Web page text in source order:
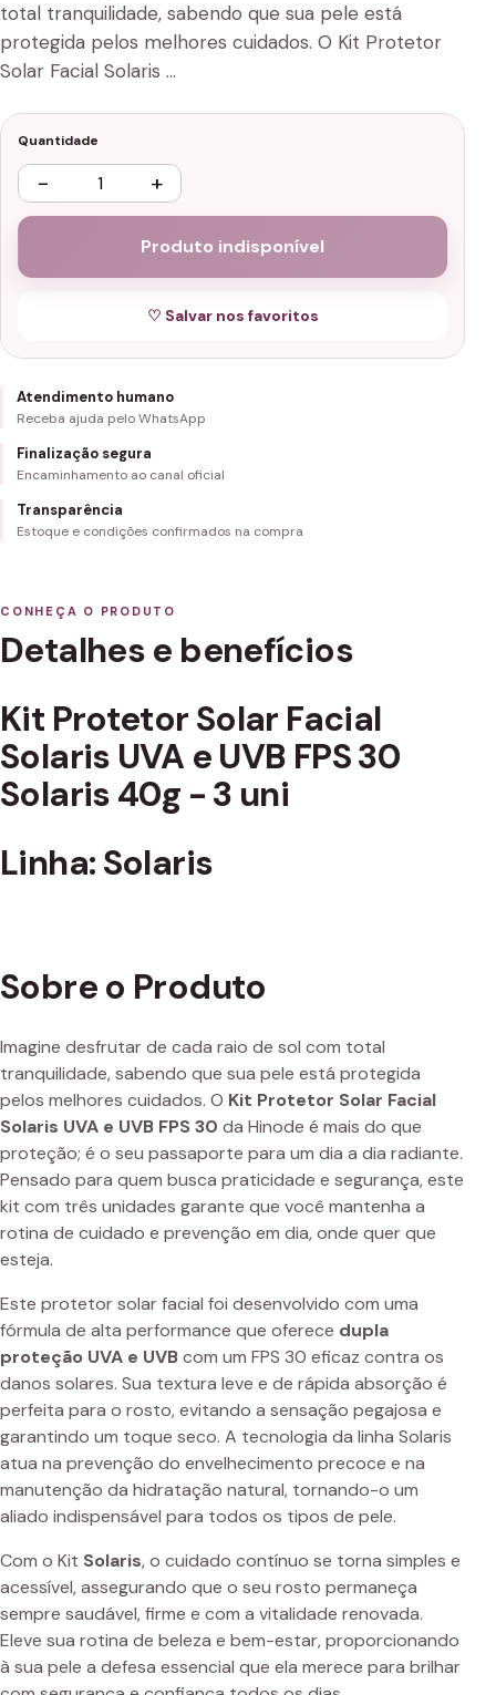
total tranquilidade, sabendo que sua pele está
protegida pelos melhores cuidados. O Kit Protetor
Solar Facial Solaris …
Quantidade
− +
Produto indisponível
♡ Salvar nos favoritos
Atendimento humano
Receba ajuda pelo WhatsApp
Finalização segura
Encaminhamento ao canal oficial
Transparência
Estoque e condições confirmados na compra
CONHEÇA O PRODUTO
Detalhes e benefícios
Kit Protetor Solar Facial
Solaris UVA e UVB FPS 30
Solaris 40g - 3 uni
Linha: Solaris
Sobre o Produto
Imagine desfrutar de cada raio de sol com total
tranquilidade, sabendo que sua pele está protegida
pelos melhores cuidados. O Kit Protetor Solar Facial
Solaris UVA e UVB FPS 30 da Hinode é mais do que
proteção; é o seu passaporte para um dia a dia radiante.
Pensado para quem busca praticidade e segurança, este
kit com três unidades garante que você mantenha a
rotina de cuidado e prevenção em dia, onde quer que
esteja.
Este protetor solar facial foi desenvolvido com uma
fórmula de alta performance que oferece dupla
proteção UVA e UVBcom um FPS 30 eficaz contra os
danos solares. Sua textura leve e de rápida absorção é
perfeita para o rosto, evitando a sensação pegajosa e
garantindo um toque seco. A tecnologia da linha Solaris
atua na prevenção do envelhecimento precoce e na
manutenção da hidratação natural, tornando-o um
aliado indispensável para todos os tipos de pele.
Com o Kit Solaris, o cuidado contínuo se torna simples e
acessível, assegurando que o seu rosto permaneça
sempre saudável, firme e com a vitalidade renovada.
Eleve sua rotina de beleza e bem-estar, proporcionando
à sua pele a defesa essencial que ela merece para brilhar